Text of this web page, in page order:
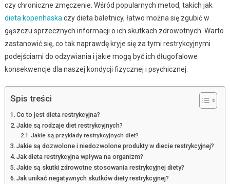
czy chroniczne zmęczenie. Wśród popularnych metod, takich jak
dieta kopenhaska czy dieta baletnicy, łatwo można się zgubić w
gąszczu sprzecznych informacji o ich skutkach zdrowotnych. Warto
zastanowić się, co tak naprawdę kryje się za tymi restrykcyjnymi
podejściami do odżywiania i jakie mogą być ich długofalowe
konsekwencje dla naszej kondycji fizycznej i psychicznej.
Spis treści
Co to jest dieta restrykcyjna?
Jakie są rodzaje diet restrykcyjnych?
Jakie są przykłady restrykcyjnych diet?
Jakie są dozwolone i niedozwolone produkty w diecie restrykcyjnej?
Jak dieta restrykcyjna wpływa na organizm?
Jakie są skutki zdrowotne stosowania restrykcyjnej diety?
Jak unikać negatywnych skutków diety restrykcyjnej?